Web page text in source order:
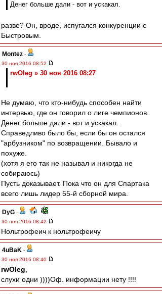
Денег больше дали - вот и ускакал.
разве? Он, вроде, испугался конкуренции с
Быстровым.
Montez -
30 ноя 2016 08:52
rwOleg » 30 ноя 2016 08:27
Не думаю, что кто-нибудь способен найти
интервью, где он говорил о лиге чемпионов.
Денег больше дали - вот и ускакал.
Справедливо было бы, если бы он остался
"арбузником" по возвращении. Бывало и
похуже.
(хотя я его так не называл и никогда не
собираюсь)
Пусть доказывает. Пока что он для Спартака
всего лишь лидер 55-й сборной мира.
DyG -
30 ноя 2016 08:42
Нольтрофеич к нольтрофеичу
4uBaK -
30 ноя 2016 08:40
rwOleg
слухи одни ))))Оф. информации нету !!!!